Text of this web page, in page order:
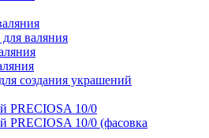
валяния
создания украшений
PRECIOSA 10/0
PRECIOSA 10/0 (фасовка